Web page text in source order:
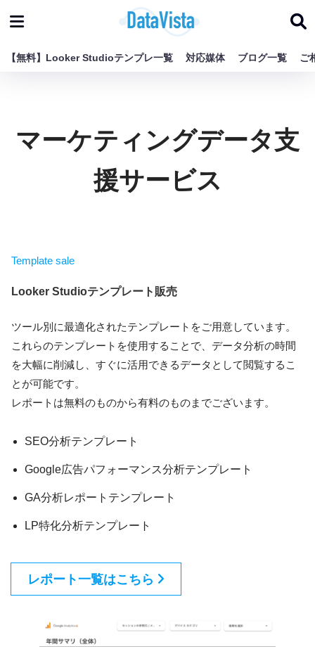
【無料】Looker Studioテンプレ一覧 対応媒体 ブログ一覧 ご
マーケティングデータ支
援サービス
Template sale
Looker Studioテンプレート販売
ツール別に最適化されたテンプレートをご用意しています。
これらのテンプレートを使用することで、データ分析の時間
を大幅に削減し、すぐに活用できるデータとして閲覧するこ
とが可能です。
レポートは無料のものから有料のものまでございます。
SEO分析テンプレート
Google広告パフォーマンス分析テンプレート
GA分析レポートテンプレート
LP特化分析テンプレート
レポート一覧はこちら